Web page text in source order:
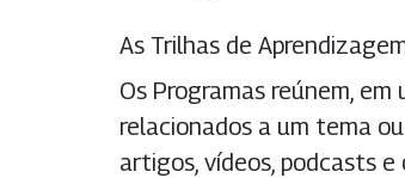
As Trilhas de
Os Programas reúnem,
relacionados a um tema
artigos, vídeos, podcasts